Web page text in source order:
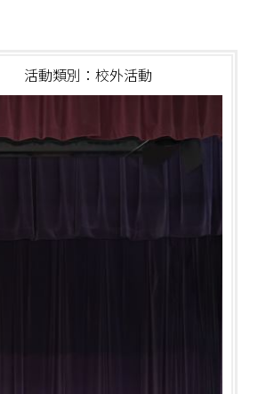
活動類別：校外活動